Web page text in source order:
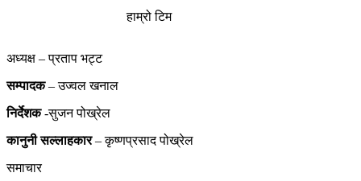
हाम्रो टिम
अध्यक्ष – प्रताप भट्ट
सम्पादक– उज्वल खनाल
निर्देशक-सुजन पोख्रेल
कानुनी सल्लाहकार– कृष्णप्रसाद पोख्रेल
समाचार